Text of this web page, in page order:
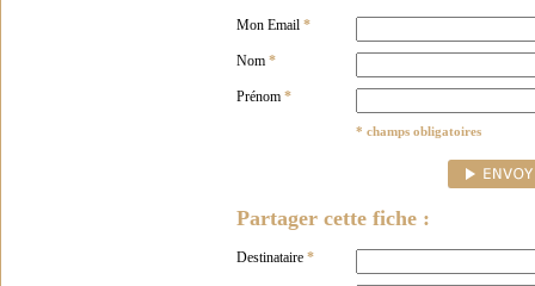
Mon Email *
Nom *
Prénom *
* champs obligatoires
Partager cette fiche :
Destinataire *